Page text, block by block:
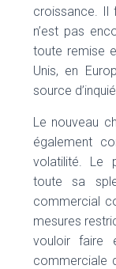
croissance. Il
n’est pas
toute remise
Unis, en
source
Le nouveau
également
volatilité. Le
toute sa
commercial
mesures
vouloir faire
commerciale